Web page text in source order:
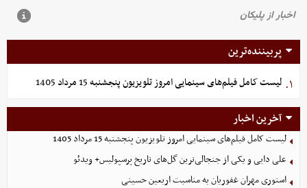
پربیننده‌ترین
۱. لیست کامل فیلم‌های سینمایی امروز تلویزیون پنجشنبه 15 مرداد 1405
آخرین اخبار
لیست کامل فیلم‌های سینمایی امروز تلویزیون پنجشنبه 15 مرداد 1405
علی دایی و یکی از جنجالی‌ترین گل‌های تاریخ پرسپولیس+ ویدئو
استوری مهران غفوریان به مناسبت اربعین حسینی